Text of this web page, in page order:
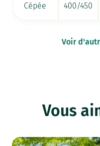
Cépée 400/450
Voir
Vous